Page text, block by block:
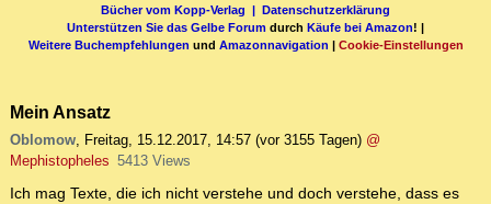
Bücher vom Kopp-Verlag | Datenschutzerklärung
Unterstützen Sie das Gelbe Forum durch Käufe bei Amazon! |
Weitere Buchempfehlungen und Amazonnavigation | Cookie-Einstellungen
Mein Ansatz
Oblomow, Freitag, 15.12.2017, 14:57 (vor 3155 Tagen) @
Mephistopheles 5413 Views
Ich mag Texte, die ich nicht verstehe und doch verstehe, dass es